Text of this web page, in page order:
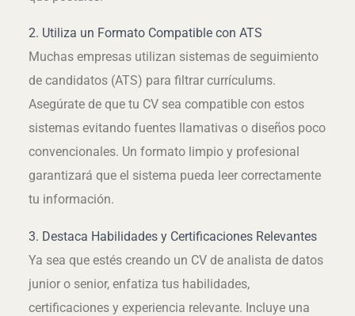
2. Utiliza un Formato Compatible con ATS
Muchas empresas utilizan sistemas de seguimiento
de candidatos (ATS) para filtrar currículums.
Asegúrate de que tu CV sea compatible con estos
sistemas evitando fuentes llamativas o diseños poco
convencionales. Un formato limpio y profesional
garantizará que el sistema pueda leer correctamente
tu información.
3. Destaca Habilidades y Certificaciones Relevantes
Ya sea que estés creando un CV de analista de datos
junior o senior, enfatiza tus habilidades,
certificaciones y experiencia relevante. Incluye una